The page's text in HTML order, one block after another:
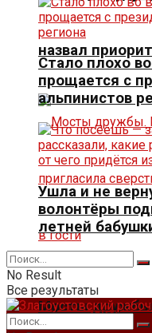
назвал
Мосты
Стало плохо
прощается с
альпинистов
Ушла и не
волонтёры
летней
No Result
Все результаты